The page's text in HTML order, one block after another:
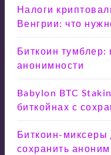
Налоги
Венгрии: что
Биткоин тумблер:
анонимности
Babylon BTC
биткойнах с
Биткоин-миксеры
сохранить